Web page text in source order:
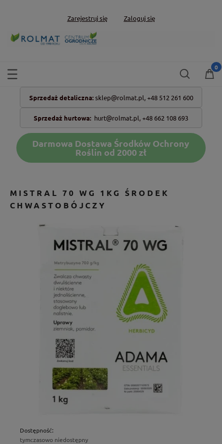
Zarejestruj się Zaloguj się
Sprzedaż detaliczna: sklep@rolmat.pl, +48 512 261 600
Sprzedaż hurtowa: hurt@rolmat.pl,+48 662 108 693
Darmowa Dostawa Środków Ochrony
Roślin od 2000 zł
MISTRAL 70 WG 1KG ŚRODEK
CHWASTOBÓJCZY
Dostępność:
tymczasowo niedostępny